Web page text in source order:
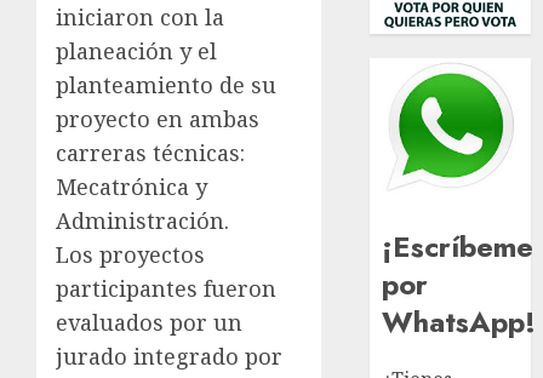
iniciaron con la
planeación y el
planteamiento de su
proyecto en ambas
carreras técnicas:
Mecatrónica y
Administración.
Los proyectos
participantes fueron
evaluados por un
jurado integrado por
¡Escríbeme
por
WhatsApp!